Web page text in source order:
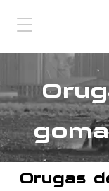
goma
Orugas